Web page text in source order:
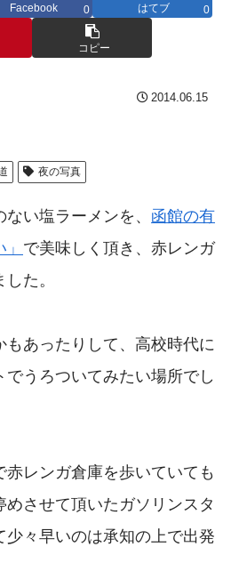
Facebook 0 はてブ 0
コピー
2014.06.15
夜の写真
い塩ラーメンを、 函館の有
で美味しく頂き、赤レンガ
た。
もあったりして、高校時代に
うろついてみたい場所でし
レンガ倉庫を歩いていても
させて頂いたガソリンスタ
少々早いのは承知の上で出発